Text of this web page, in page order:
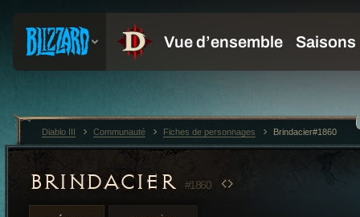
BRINDACIER #1860
Diablo III Communauté Fiches de personnages Brindacier#1860